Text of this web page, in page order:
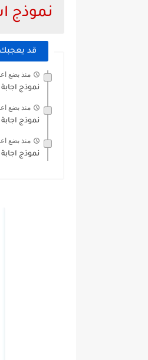
نموذج
قد
منذ بضع
نموذج
منذ بضع
نموذج
منذ بضع
نموذج اجابة